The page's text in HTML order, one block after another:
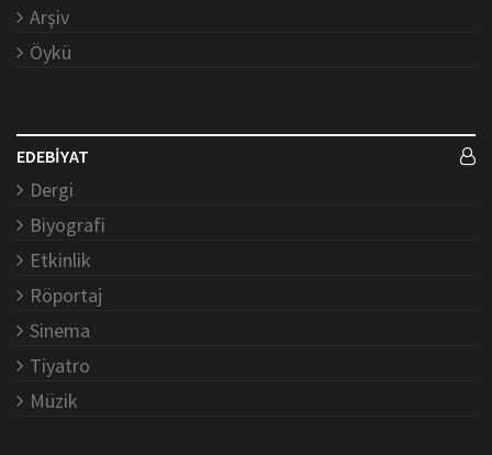
Arşiv
Öykü
EDEBİYAT
Dergi
Biyografi
Etkinlik
Röportaj
Sinema
Tiyatro
Müzik